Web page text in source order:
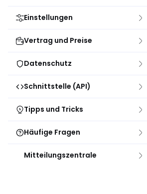
Einstellungen
Vertrag und Preise
Datenschutz
Schnittstelle (API)
Tipps und Tricks
Häufige Fragen
Mitteilungszentrale